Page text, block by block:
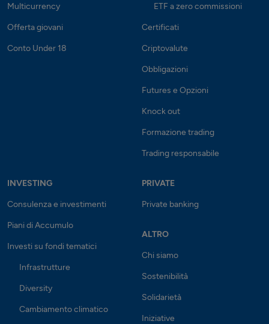
Multicurrency
Offerta giovani
Conto Under 18
ETF a zero commissioni
Certificati
Criptovalute
Obbligazioni
Futures e Opzioni
Knock out
Formazione trading
Trading responsabile
INVESTING
Consulenza e investimenti
Piani di Accumulo
Investi su fondi tematici
Infrastrutture
Diversity
Cambiamento climatico
PRIVATE
Private banking
ALTRO
Chi siamo
Sostenibilità
Solidarietà
Iniziative